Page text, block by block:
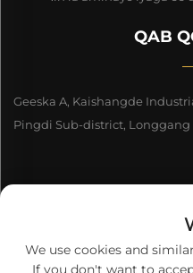
QAB
Geeska A, Kaishangde
Pingdi Sub-district, Longgang
We use cookies and
If you don't want to